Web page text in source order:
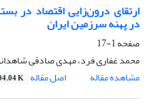
ارتقای درون‌زایی اقتصاد در
در پهنه سرزمین ایران
صفحه1-17
محمد غفاری فرد، مهدی صادقی
مشاهده مقاله
اصل مقاله K